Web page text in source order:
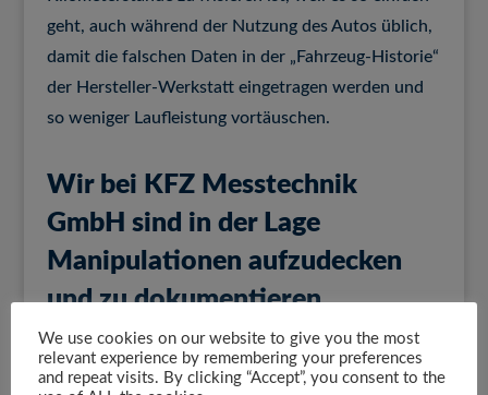
geht, auch während der Nutzung des Autos üblich,
damit die falschen Daten in der „Fahrzeug-Historie“
der Hersteller-Werkstatt eingetragen werden und
so weniger Laufleistung vortäuschen.
Wir bei KFZ Messtechnik
GmbH sind in der Lage
Manipulationen aufzudecken
und zu dokumentieren.
We use cookies on our website to give you the most
relevant experience by remembering your preferences
and repeat visits. By clicking “Accept”, you consent to the